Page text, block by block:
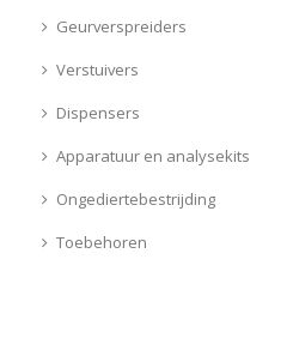
Geurverspreiders
Verstuivers
Dispensers
Apparatuur en analysekits
Ongediertebestrijding
Toebehoren